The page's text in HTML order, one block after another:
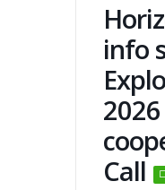
info
2026
Call